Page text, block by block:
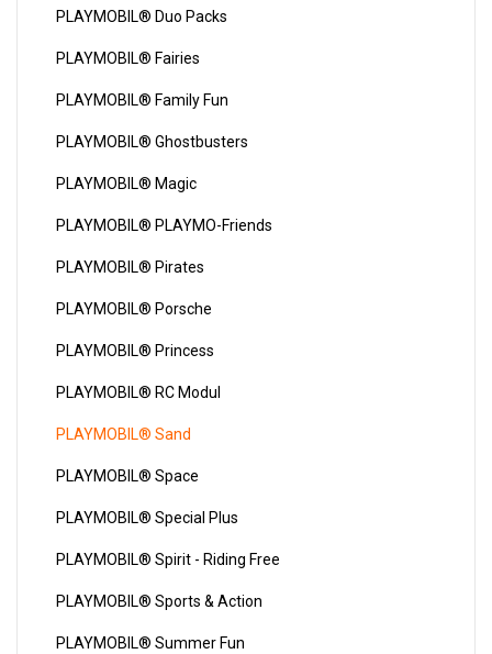
PLAYMOBIL® Duo Packs
PLAYMOBIL® Fairies
PLAYMOBIL® Family Fun
PLAYMOBIL® Ghostbusters
PLAYMOBIL® Magic
PLAYMOBIL® PLAYMO-Friends
PLAYMOBIL® Pirates
PLAYMOBIL® Porsche
PLAYMOBIL® Princess
PLAYMOBIL® RC Modul
PLAYMOBIL® Sand
PLAYMOBIL® Space
PLAYMOBIL® Special Plus
PLAYMOBIL® Spirit - Riding Free
PLAYMOBIL® Sports & Action
PLAYMOBIL® Summer Fun